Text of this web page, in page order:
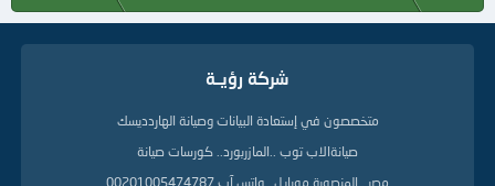
ا
ل
شركة رؤيــة
متخصصون في إستعادة البيانات وصيانة الهاردديسك
صيانةالاب توب ..المازربورد.. كورسات صيانة
مصر ..المنصورة موبايل ..واتس آب 00201005474787